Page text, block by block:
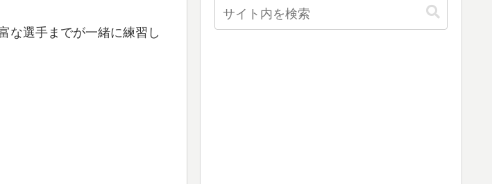
な選手までが一緒に練習し